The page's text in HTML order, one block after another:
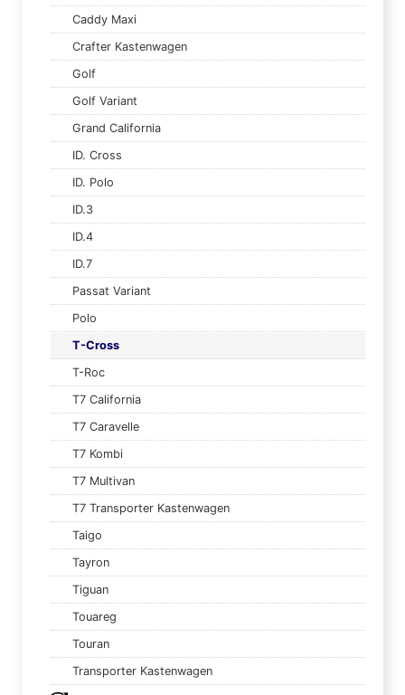
Caddy Maxi
Crafter Kastenwagen
Golf
Golf Variant
Grand California
ID. Cross
ID. Polo
ID.3
ID.4
ID.7
Passat Variant
Polo
T-Cross
T-Roc
T7 California
T7 Caravelle
T7 Kombi
T7 Multivan
T7 Transporter Kastenwagen
Taigo
Tayron
Tiguan
Touareg
Touran
Transporter Kastenwagen